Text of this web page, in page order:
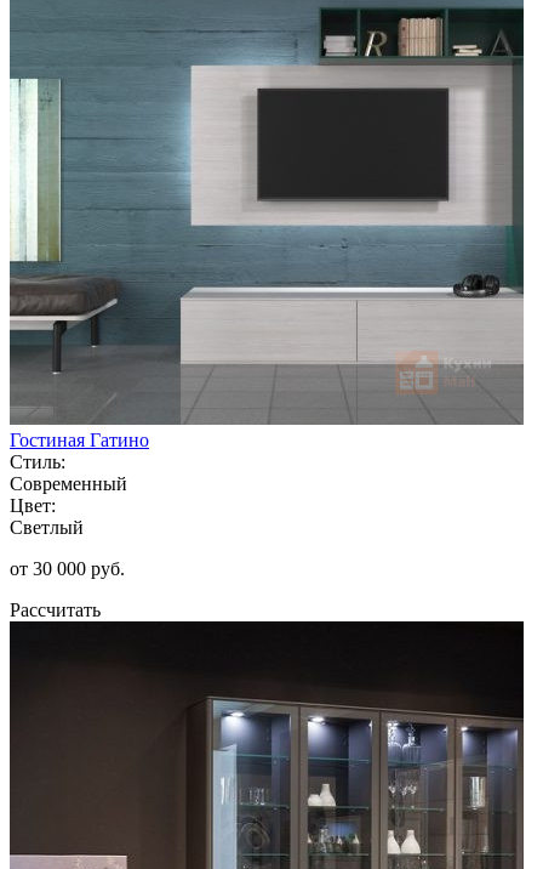
Гостиная Гатино
Стиль:
Современный
Цвет:
Светлый
от 30 000 руб.
Рассчитать